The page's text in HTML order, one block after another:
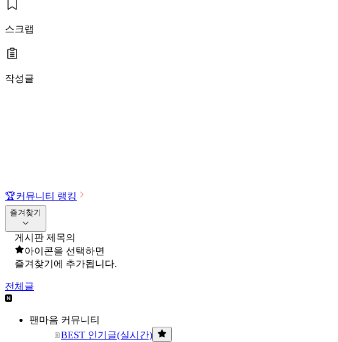
스크랩
작성글
🏆커뮤니티 랭킹
즐겨찾기
게시판 제목의
아이콘을 선택하면
즐겨찾기에 추가됩니다.
전체글
팬마음 커뮤니티
BEST 인기글(실시간)